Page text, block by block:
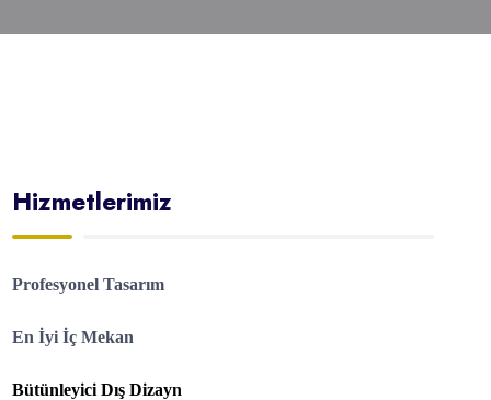
Hizmetlerimiz
Profesyonel Tasarım
En İyi İç Mekan
Bütünleyici Dış Dizayn